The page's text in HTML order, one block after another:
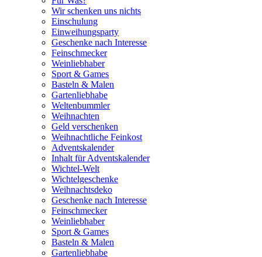
Wir schenken uns nichts
Einschulung
Einweihungsparty
Geschenke nach Interesse
Feinschmecker
Weinliebhaber
Sport & Games
Basteln & Malen
Gartenliebhabe
Weltenbummler
Weihnachten
Geld verschenken
Weihnachtliche Feinkost
Adventskalender
Inhalt für Adventskalender
Wichtel-Welt
Wichtelgeschenke
Weihnachtsdeko
Geschenke nach Interesse
Feinschmecker
Weinliebhaber
Sport & Games
Basteln & Malen
Gartenliebhabe